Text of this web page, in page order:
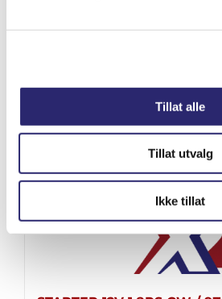
Tillat alle
Tillat utvalg
Ikke tillat